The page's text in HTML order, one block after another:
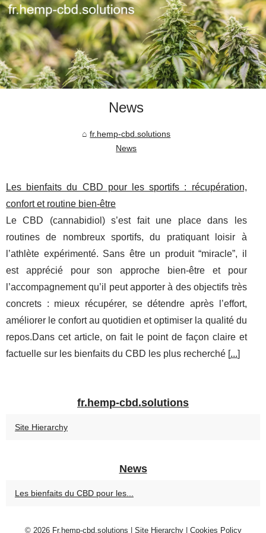
News
fr.hemp-cbd.solutions
News
Les bienfaits du CBD pour les sportifs : récupération,
confort et routine bien-être
Le CBD (cannabidiol) s’est fait une place dans les
routines de nombreux sportifs, du pratiquant loisir à
l’athlète expérimenté. Sans être un produit “miracle”, il
est apprécié pour son approche bien-être et pour
l’accompagnement qu’il peut apporter à des objectifs très
concrets : mieux récupérer, se détendre après l’effort,
améliorer le confort au quotidien et optimiser la qualité du
repos.Dans cet article, on fait le point de façon claire et
factuelle sur les bienfaits du CBD les plus recherché [...]
fr.hemp-cbd.solutions
Site Hierarchy
News
Les bienfaits du CBD pour les...
© 2026 Fr.hemp-cbd.solutions Site Hierarchy| Cookies Policy